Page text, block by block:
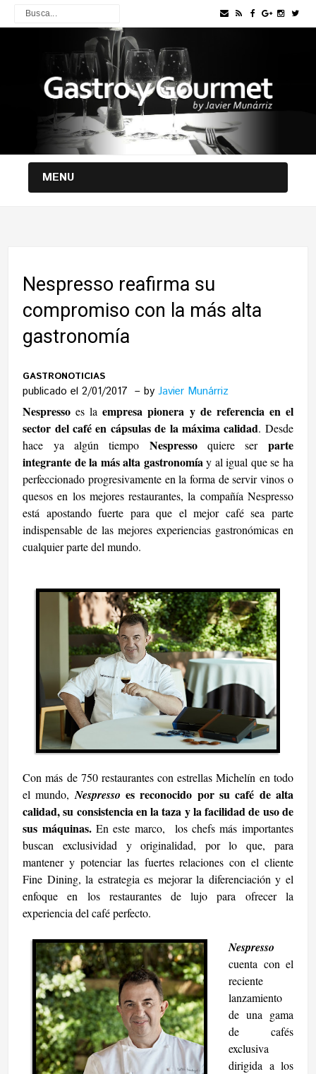
MENU
Nespresso reafirma su
compromiso con la más alta
gastronomía
GASTRONOTICIAS
publicado el 2/01/2017 byJavier Munárriz
Nespressoes laempresa pionera y de referencia en el
sector del café en cápsulas de la máxima calidad. Desde
hace ya algún tiempo Nespressoquiere ser parte
integrante de la más alta gastronomía y al igual que se ha
perfeccionado progresivamente en la forma de servir vinos o
quesos en los mejores restaurantes, la compañía Nespresso
está apostando fuerte para que el mejor café sea parte
indispensable de las mejores experiencias gastronómicas en
cualquier parte del mundo.
Con más de 750 restaurantes con estrellas Michelín en todo
el mundo, Nespresso es reconocido por su café de alta
calidad, su consistencia en la taza y la facilidad de uso de
sus máquinas.En este marco, los chefs más importantes
buscan exclusividad y originalidad, por lo que, para
mantener y potenciar las fuertes relaciones con el cliente
Fine Dining, la estrategia es mejorar la diferenciación y el
enfoque en los restaurantes de lujo para ofrecer la
experiencia del café perfecto.
Nespresso
cuenta con el
reciente
lanzamiento
de una gama
de cafés
exclusiva
dirigida a los